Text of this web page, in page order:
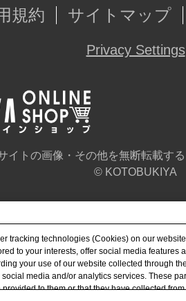
規約
サイトマップ
Privacy Settings
イトの画像・その他を無断転載す
© KOTOBUKIYA
tracking technologies (Cookies) on our
to your interests, offer social media features
your use of our website collected through
media and/or analytics services. These
to them or that they have collected